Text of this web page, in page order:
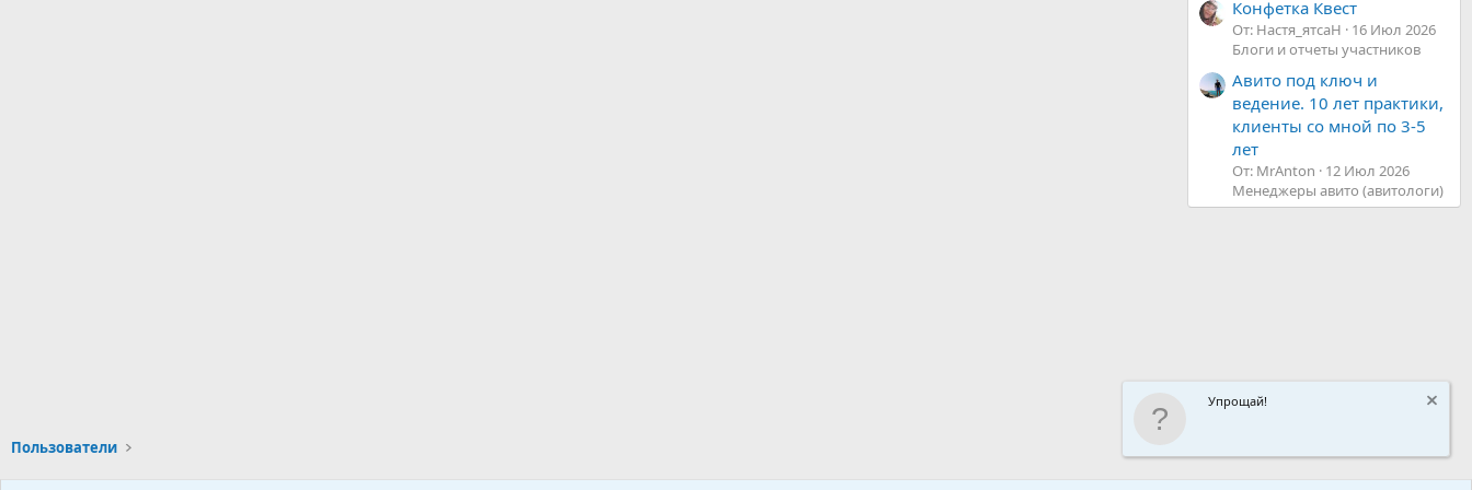
Конфетка Квест
От: Настя_ятсаН
16 Июл 2026
Блоги и отчеты участников
Авито под ключ и
ведение. 10 лет практики,
клиенты со мной по 3-5
лет
От: MrAnton
12 Июл 2026
Менеджеры авито (авитологи)
Пользователи
Упрощай!